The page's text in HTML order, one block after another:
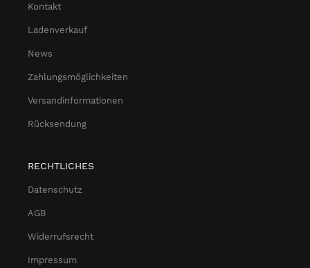
Kontakt
Ladenverkauf
News
Zahlungsmöglichkeiten
Versandinformationen
Rücksendung
RECHTLICHES
Datenschutz
AGB
Widerrufsrecht
Impressum